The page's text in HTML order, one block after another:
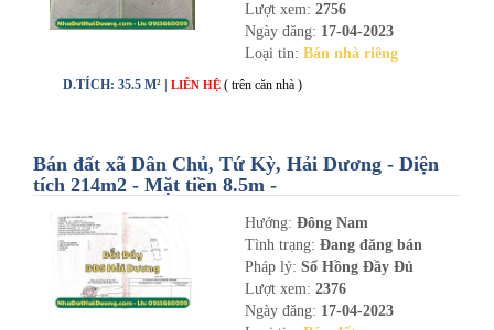
Lượt xem: 2756
Ngày đăng: 17-04-2023
Loại tin: Bán nhà riêng
D.TÍCH: 35.5 M² | LIÊN HỆ ( trên căn nhà )
Bán đất xã Dân Chủ, Tứ Kỳ, Hải Dương - Diện
tích 214m2 - Mặt tiền 8.5m -
Hướng: Đông Nam
Tình trạng: Đang đăng bán
Pháp lý: Sổ Hồng Đầy Đủ
Lượt xem: 2376
Ngày đăng: 17-04-2023